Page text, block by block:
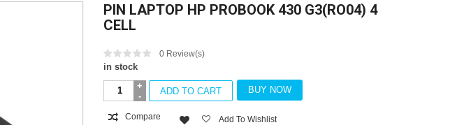
PIN LAPTOP HP PROBOOK 430 G3(RO04) 4
CELL
0Review(s)
in stock
ADD TO CART BUY NOW
Compare Add To Wishlist